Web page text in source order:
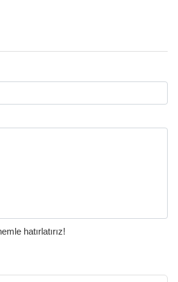
hatırlatırız!